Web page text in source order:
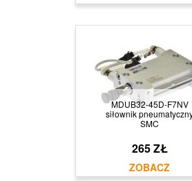
MDUB32-45D-F7NV
siłownik
SMC
265 ZŁ